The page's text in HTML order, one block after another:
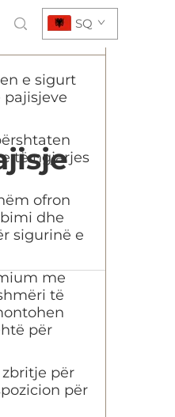
SQ
e sigurt
pajisjeve
të ngjarjes
ofron
dhe
sigurinë e
me
të
për
për
për